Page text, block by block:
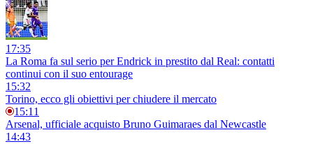
17:35
La Roma fa sul serio per Endrick in prestito dal Real: contatti
continui con il suo entourage
15:32
Torino, ecco gli obiettivi per chiudere il mercato
15:11
Arsenal, ufficiale acquisto Bruno Guimaraes dal Newcastle
14:43